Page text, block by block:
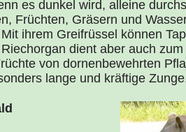
es dunkel wird, alleine
Früchten, Gräsern und
ihrem Greifrüssel können
dient aber auch
von dornenbewehrten
lange und kräftige